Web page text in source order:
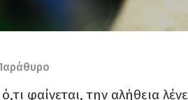
ό,τι φαίνεται, την αλήθεια